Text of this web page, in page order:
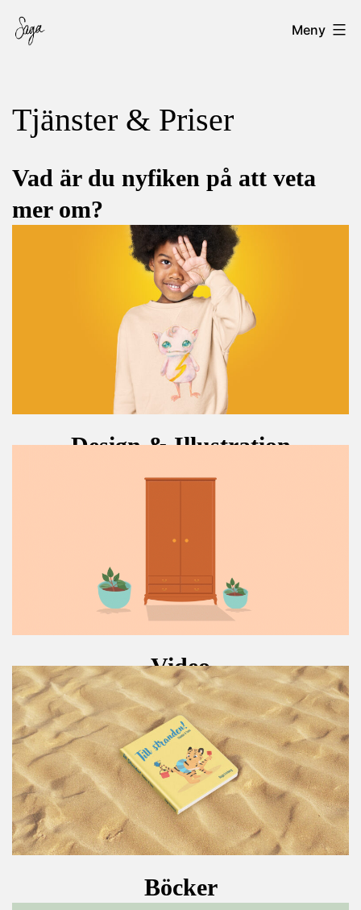
Hoppa
till
Saga
Ernberg
Meny
Tjänster & Priser
Vad är du nyfiken på att veta
mer om?
Design & Illustration
Video
Böcker